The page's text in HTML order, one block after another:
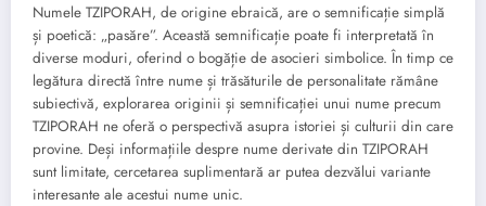
Numele TZIPORAH, de origine ebraică, are o semnificație simplă
și poetică: „pasăre”. Această semnificație poate fi interpretată în
diverse moduri, oferind o bogăție de asocieri simbolice. În timp ce
legătura directă între nume și trăsăturile de personalitate rămâne
subiectivă, explorarea originii și semnificației unui nume precum
TZIPORAH ne oferă o perspectivă asupra istoriei și culturii din care
provine. Deși informațiile despre nume derivate din TZIPORAH
sunt limitate, cercetarea suplimentară ar putea dezvălui variante
interesante ale acestui nume unic.